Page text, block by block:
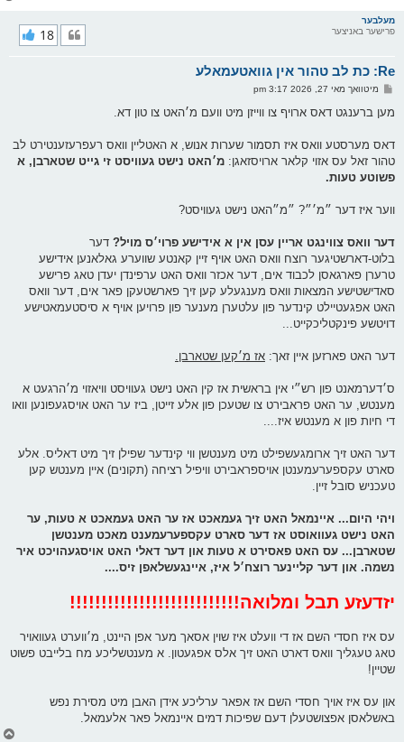
מעלבער
פרישער באניצער
Re: כת לב טהור אין גוואטעמאלע
18
פ
ו
ס
מיטוואך מאי 27, 2026 3:17 pm
מען ברענגט דאס ארויף צו ווייזן מיט וועם מ׳האט צו טון דא.
דאס מערסטע וואס איז תסמור שערות אנוש, א האטליין וואס רעפרעזענטירט לב
טהור זאל עס אזוי קלאר ארויסזאגן: מ׳האט נישט געוויסט זי גייט שטארבן, א
פשוטע טעות.
ווער איז דער ״מ׳״? ״מ״האט נישט געוויסט?
דער וואס צווינגט אריין עסן אין א אידישע פרוי׳ס מויל? דער
בלוט-דארשטיגער רוצח וואס האט אויף זיין קאנטע שווערע גאלאנען אידישע
טרערן פארגאסן לכבוד אים, דער אכזר וואס האט ערפינדן יעדן טאג פרישע
סאדישטישע המצאות וואס מענגעלע קען זיך פארשטעקן פאר אים, דער וואס
האט אפגעטיילט קינדער פון עלטערן מענער פון פרויען אויף א סיסטעמאטישע
דויטשע פינקטליכקייט...
דער האט פארזען איין זאך: אז מ׳קען שטארבן.
ס׳דערמאנט פון רש״י אין בראשית אז קין האט נישט געוויסט וויאזוי מ׳הרגעט א
מענטש, ער האט פראבירט צו שטעכן פון אלע זייטן, ביז ער האט אויסגעפונען וואו
די חיות פון א מענטש איז....
דער האט זיך ארומגעשפילט מיט מענטשן ווי קינדער שפילן זיך מיט דאליס. אלע
סארט עקספערעמענטן אויספראבירט וויפיל רציחה (תקונים) איין מענטש קען
טעכניש סובל זיין.
ויהי היום... איינמאל האט זיך געמאכט אז ער האט געמאכט א טעות, ער
האט נישט געוואוסט אז דער סארט עקספערעמענט מאכט מענטשן
שטארבן... עס האט פאסירט א טעות און דער דאלי האט אויסגעהויכט איר
נשמה. און דער קליינער רוצח׳ל איז, איינגעשלאפן זיס....
יזדעזע תבל ומלואה!!!!!!!!!!!!!!!!!!!!!!!!!!!
עס איז חסדי השם אז די וועלט איז שוין אסאך מער אפן היינט, מ׳ווערט געוואויר
טאג טעגליך וואס דארט האט זיך אלס אפגעטון. א מענטשליכע מח בלייבט פשוט
שטיין!
און עס איז אויך חסדי השם אז אפאר ערליכע אידן האבן מיט מסירת נפש
באשלאסן אפצושטעלן דעם שפיכות דמים איינמאל פאר אלעמאל.